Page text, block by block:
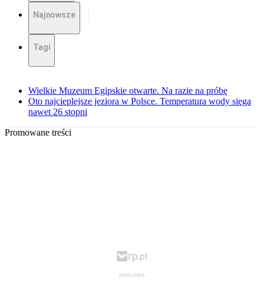
Najnowsze
Tagi
Wielkie Muzeum Egipskie otwarte. Na razie na próbę
Oto najcieplejsze jeziora w Polsce. Temperatura wody sięga
nawet 26 stopni
Promowane treści